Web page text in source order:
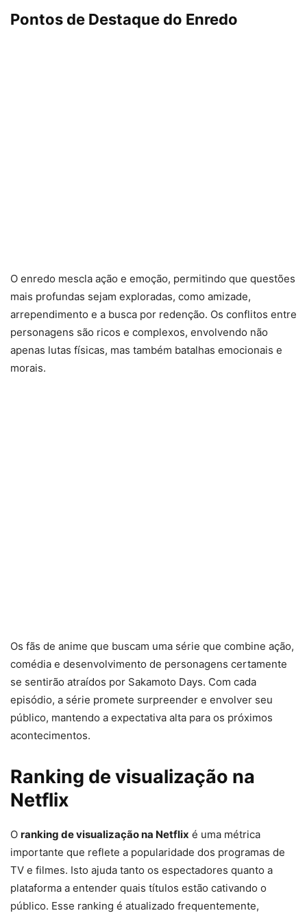
Pontos de Destaque do Enredo
O enredo mescla ação e emoção, permitindo que questões
mais profundas sejam exploradas, como amizade,
arrependimento e a busca por redenção. Os conflitos entre
personagens são ricos e complexos, envolvendo não
apenas lutas físicas, mas também batalhas emocionais e
morais.
Os fãs de anime que buscam uma série que combine ação,
comédia e desenvolvimento de personagens certamente
se sentirão atraídos por Sakamoto Days. Com cada
episódio, a série promete surpreender e envolver seu
público, mantendo a expectativa alta para os próximos
acontecimentos.
Ranking de visualização na
Netflix
O ranking de visualização na Netflix é uma métrica
importante que reflete a popularidade dos programas de
TV e filmes. Isto ajuda tanto os espectadores quanto a
plataforma a entender quais títulos estão cativando o
público. Esse ranking é atualizado frequentemente,